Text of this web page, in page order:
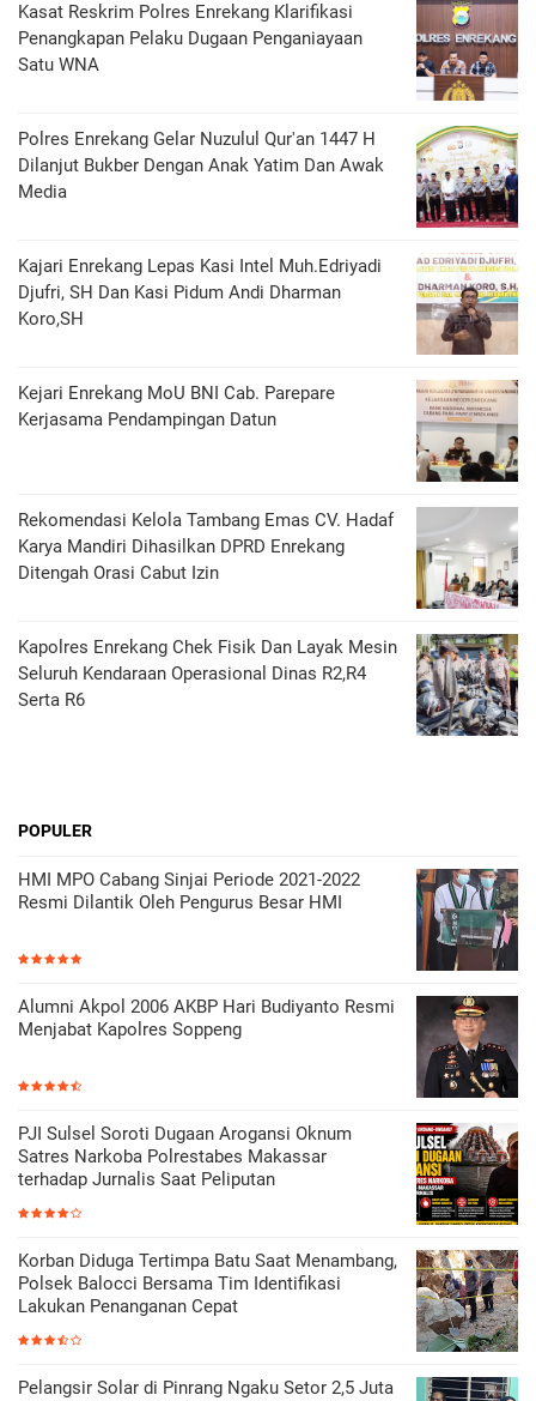
Kasat Reskrim Polres Enrekang Klarifikasi
Penangkapan Pelaku Dugaan Penganiayaan
Satu WNA
Polres Enrekang Gelar Nuzulul Qur'an 1447 H
Dilanjut Bukber Dengan Anak Yatim Dan Awak
Media
Kajari Enrekang Lepas Kasi Intel Muh.Edriyadi
Djufri, SH Dan Kasi Pidum Andi Dharman
Koro,SH
Kejari Enrekang MoU BNI Cab. Parepare
Kerjasama Pendampingan Datun
Rekomendasi Kelola Tambang Emas CV. Hadaf
Karya Mandiri Dihasilkan DPRD Enrekang
Ditengah Orasi Cabut Izin
Kapolres Enrekang Chek Fisik Dan Layak Mesin
Seluruh Kendaraan Operasional Dinas R2,R4
Serta R6
POPULER
HMI MPO Cabang Sinjai Periode 2021-2022
Resmi Dilantik Oleh Pengurus Besar HMI
Alumni Akpol 2006 AKBP Hari Budiyanto Resmi
Menjabat Kapolres Soppeng
PJI Sulsel Soroti Dugaan Arogansi Oknum
Satres Narkoba Polrestabes Makassar
terhadap Jurnalis Saat Peliputan
Korban Diduga Tertimpa Batu Saat Menambang,
Polsek Balocci Bersama Tim Identifikasi
Lakukan Penanganan Cepat
Pelangsir Solar di Pinrang Ngaku Setor 2,5 Juta